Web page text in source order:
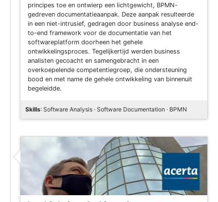
principes toe en ontwierp een lichtgewicht, BPMN-
gedreven documentatieaanpak. Deze aanpak resulteerde
in een niet-intrusief, gedragen door business analyse end-
to-end framework voor de documentatie van het
softwareplatform doorheen het gehele
ontwikkelingsproces. Tegelijkertijd werden business
analisten gecoacht en samengebracht in een
overkoepelende competentiegroep, die ondersteuning
bood en met name de gehele ontwikkeling van binnenuit
begeleidde.
Skills: Software Analysis · Software Documentation · BPMN